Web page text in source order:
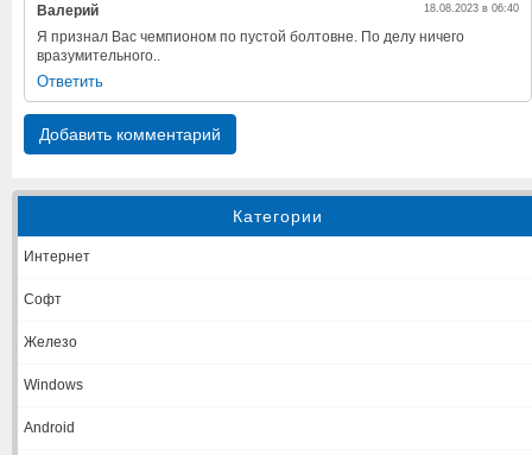
Категории
Интернет
Софт
Железо
Windows
Android
Валерий 18.08.2023 в 06:40
Я признал Вас чемпионом по пустой болтовне. По делу ничего
вразумительного..
Ответить
Добавить комментарий